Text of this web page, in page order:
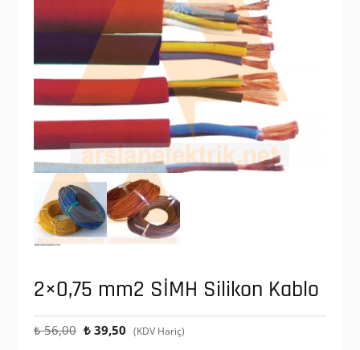
2×0,75 mm2 SİMH Silikon Kablo
₺56,00 Orijinal
₺39,50 Şu
(KDV Hariç)